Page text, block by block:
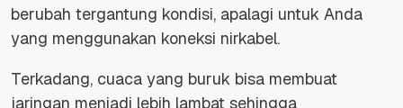
berubah tergantung kondisi, apalagi untuk Anda
yang menggunakan koneksi nirkabel.
Terkadang, cuaca yang buruk bisa membuat
jaringan menjadi lebih lambat sehingga